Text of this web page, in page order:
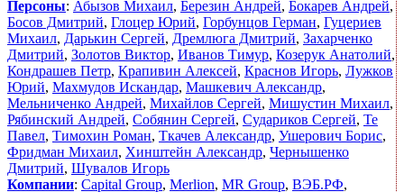
Персоны: Абызов Михаил, Березин Андрей, Бокарев Андрей,
Босов Дмитрий, Глоцер Юрий, Горбунцов Герман, Гуцериев
Михаил, Дарькин Сергей, Дремлюга Дмитрий, Захарченко
Дмитрий, Золотов Виктор, Иванов Тимур, Козерук Анатолий,
Кондрашев Петр, Крапивин Алексей, Краснов Игорь, Лужков
Юрий, Махмудов Искандар, Машкевич Александр,
Мельниченко Андрей, Михайлов Сергей, Мишустин Михаил,
Рябинский Андрей, Собянин Сергей, Судариков Сергей, Те
Павел, Тимохин Роман, Ткачев Александр, Ушерович Борис,
Фридман Михаил, Хинштейн Александр, Чернышенко
Дмитрий, Шувалов Игорь
Компании: Capital Group, Merlion, MR Group, ВЭБ.РФ,